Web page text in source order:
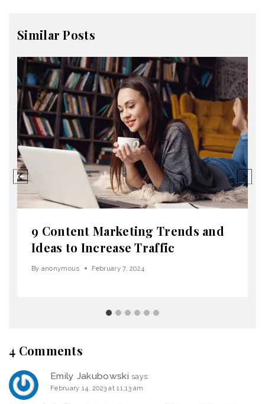
Similar Posts
9 Content Marketing Trends and
Ideas to Increase Traffic
By anonymous February 7, 2024
4 Comments
Emily Jakubowski says:
February 14, 2023 at 11:13 am